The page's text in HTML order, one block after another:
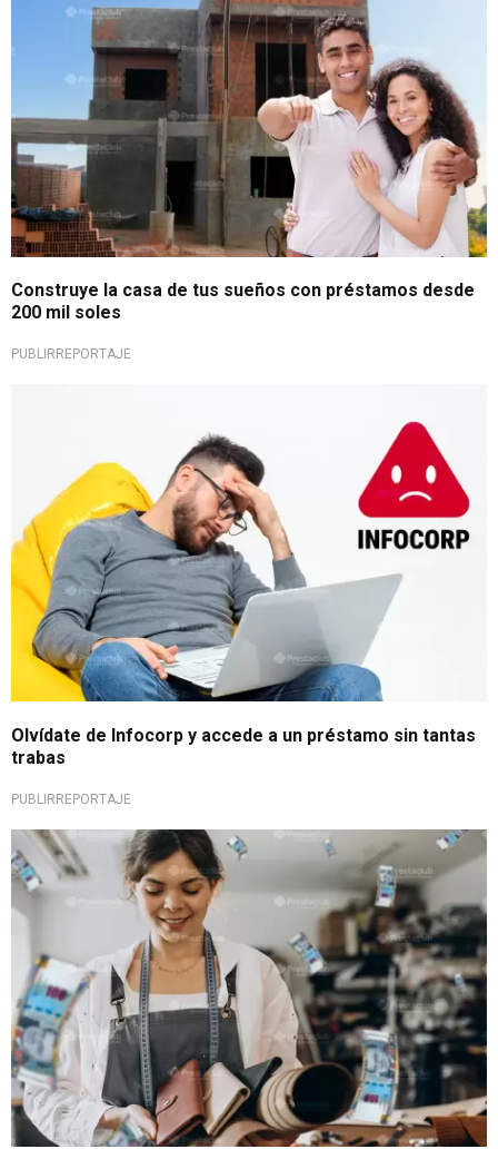
Construye la casa de tus sueños con préstamos desde
200 mil soles
PUBLIRREPORTAJE
Olvídate de Infocorp y accede a un préstamo sin tantas
trabas
PUBLIRREPORTAJE
¡Financia tu sueño!